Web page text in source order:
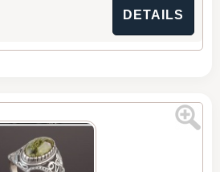
DETAILS